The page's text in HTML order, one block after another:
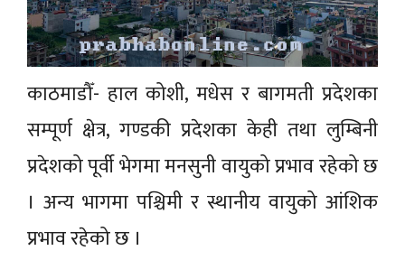
काठमाडौँ- हाल कोशी, मधेस र बागमती प्रदेशका
सम्पूर्ण क्षेत्र, गण्डकी प्रदेशका केही तथा लुम्बिनी
प्रदेशको पूर्वी भेगमा मनसुनी वायुको प्रभाव रहेको छ
। अन्य भागमा पश्चिमी र स्थानीय वायुको आंशिक
प्रभाव रहेको छ ।